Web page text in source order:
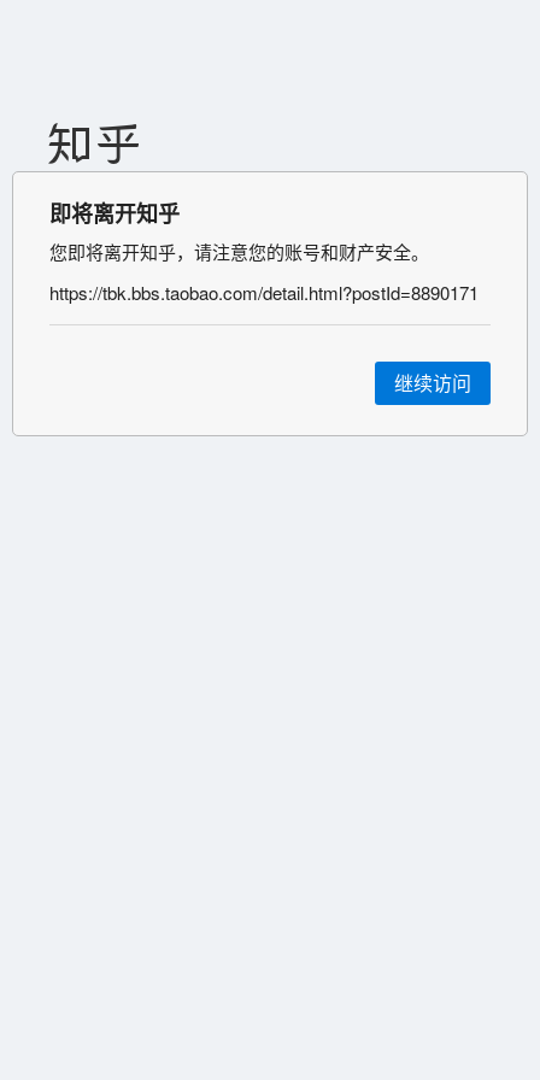
即将离开知乎
您即将离开知乎，请注意您的账号和财产安全。
https://tbk.bbs.taobao.com/detail.html?postId=8890171
继续访问